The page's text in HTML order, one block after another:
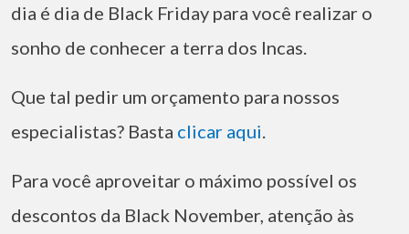
dia é dia de Black Friday para você realizar o
sonho de conhecer a terra dos Incas.
Que tal pedir um orçamento para nossos
especialistas? Basta clicar aqui.
Para você aproveitar o máximo possível os
descontos da Black November, atenção às